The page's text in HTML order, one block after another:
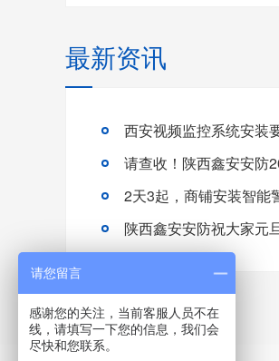
最新资讯
西安视频监控系统安装
请查收！陕西鑫安安防
2天3起，商铺安装智能
陕西鑫安安防祝大家元
请您留言
感谢您的关注，当前客服人员不在
线，请填写一下您的信息，我们会
尽快和您联系。